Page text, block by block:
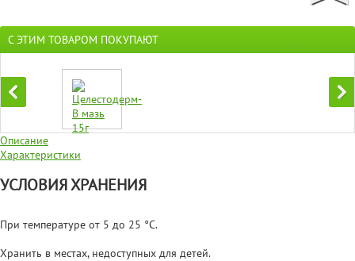
С ЭТИМ ТОВАРОМ ПОКУПАЮТ
Описание
Характеристики
УСЛОВИЯ ХРАНЕНИЯ
При температуре от 5 до 25 °С.
Хранить в местах, недоступных для детей.